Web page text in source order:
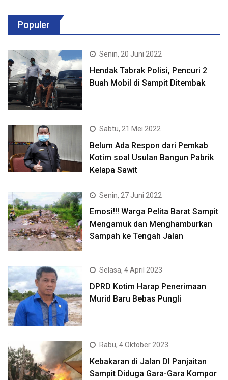
Populer
Senin, 20 Juni 2022
Hendak Tabrak Polisi, Pencuri 2
Buah Mobil di Sampit Ditembak
Sabtu, 21 Mei 2022
Belum Ada Respon dari Pemkab
Kotim soal Usulan Bangun Pabrik
Kelapa Sawit
Senin, 27 Juni 2022
Emosi!!! Warga Pelita Barat Sampit
Mengamuk dan Menghamburkan
Sampah ke Tengah Jalan
Selasa, 4 April 2023
DPRD Kotim Harap Penerimaan
Murid Baru Bebas Pungli
Rabu, 4 Oktober 2023
Kebakaran di Jalan DI Panjaitan
Sampit Diduga Gara-Gara Kompor